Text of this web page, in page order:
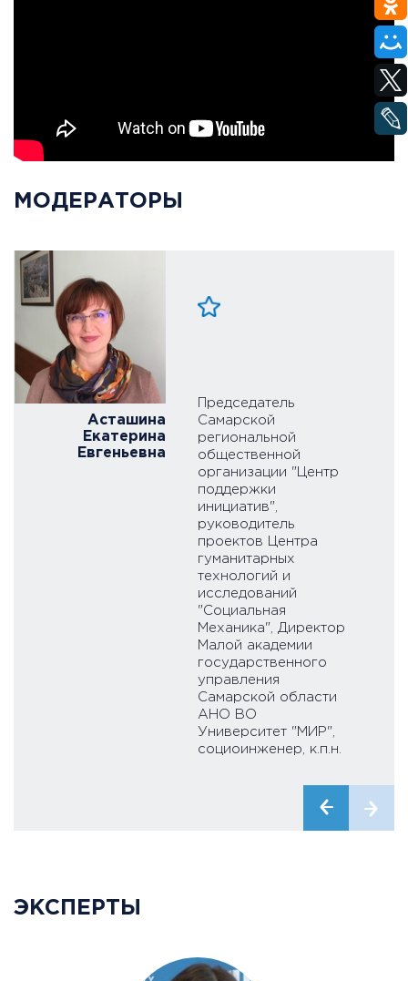
МОДЕРАТОРЫ
Асташина
Екатерина
Евгеньевна
Председатель
Самарской
региональной
общественной
организации "Центр
поддержки
инициатив",
руководитель
проектов Центра
гуманитарных
технологий и
исследований
"Социальная
Механика", Директор
Малой академии
государственного
управления
Самарской области
АНО ВО
Университет "МИР",
социоинженер, к.п.н.
ЭКСПЕРТЫ